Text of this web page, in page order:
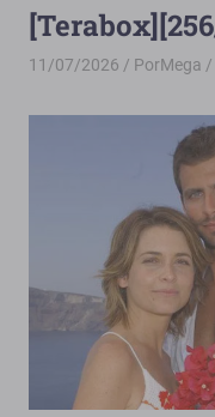
11/07/2026 PorMega